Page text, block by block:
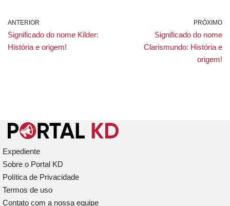
ANTERIOR
Significado do nome Kilder:
História e origem!
PRÓXIMO
Significado do nome
Clarismundo: História e
origem!
Expediente
Sobre o Portal KD
Política de Privacidade
Termos de uso
Contato com a nossa equipe